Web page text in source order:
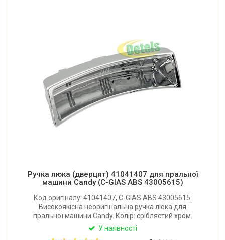
Ручка люка (дверцят) 41041407 для пральної
машини Candy (C-GIAS ABS 43005615)
Код оригіналу: 41041407, C-GIAS ABS 43005615.
Високоякісна неоригінальна ручка люка для
пральної машини Candy. Колір: сріблястий хром.
Виробник: Китай.
У наявності